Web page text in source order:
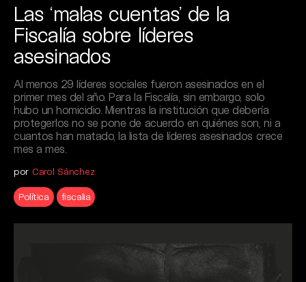
Las ‘malas cuentas’ de la
Fiscalía sobre líderes
asesinados
Al menos 29 líderes sociales fueron asesinados en el
primer mes del año. Para la Fiscalía, sin embargo, solo
hubo un homicidio. Mientras la institución que debería
protegerlos no se pone de acuerdo en quiénes son, ni a
cuantos han matado, la lista de líderes asesinados crece
mes a mes.
por Carol Sánchez
Política fiscalia